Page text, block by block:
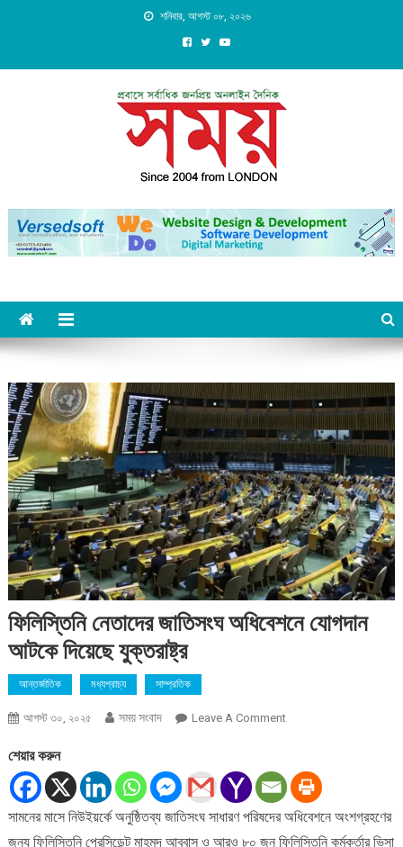
শনিবার, আগস্ট ০৮, ২০২৬
Daily Shomoy, Since 2004
from LONDON
ফিলিস্তিনি নেতাদের জাতিসংঘ অধিবেশনে যোগদান
আটকে দিয়েছে যুক্তরাষ্ট্র
আন্তর্জাতিক মধ্যপ্রাচ্য সাম্প্রতিক
আগস্ট ৩০, ২০২৫ সময় সংবাদ Leave A CommentOn
জাতিসংঘ
অধিবেশনে
যোগদান
আটকে
শেয়ার করুন
সামনের মাসে নিউইয়র্কে অনুষ্ঠিতব্য জাতিসংঘ সাধারণ পরিষদের অধিবেশনে অংশগ্রহণের
জন্য ফিলিস্তিনি প্রেসিডেন্ট মাহমুদ আব্বাস ও আরও ৮০ জন ফিলিস্তিনি কর্মকর্তার ভিসা